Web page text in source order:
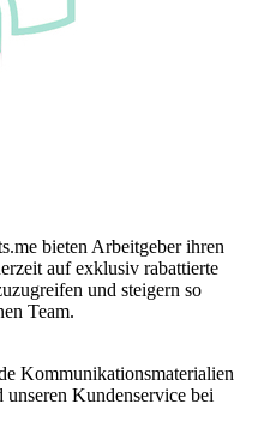
bieten Arbeitgeber ihren
auf exklusiv rabattierte
und steigern so
Team.
Kommunikationsmaterialien
Kundenservice bei